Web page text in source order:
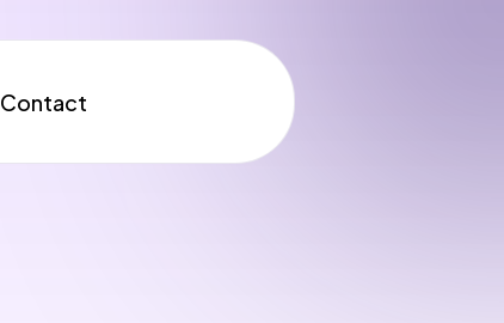
Contact